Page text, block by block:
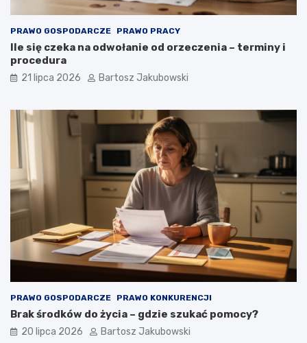
PRAWO GOSPODARCZE PRAWO PRACY
Ile się czeka na odwołanie od orzeczenia – terminy i
procedura
21 lipca 2026 Bartosz Jakubowski
PRAWO GOSPODARCZE PRAWO KONKURENCJI
Brak środków do życia – gdzie szukać pomocy?
20 lipca 2026 Bartosz Jakubowski